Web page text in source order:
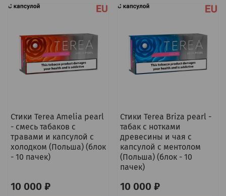
Стики Terea Amelia pearl
- смесь табаков с
травами и капсулой с
холодком (Польша) (блок
- 10 пачек)
10 000 ₽
Стики Terea Briza pearl -
табак с нотками
древесины и чая с
капсулой с ментолом
(Польша) (блок - 10
пачек)
10 000 ₽